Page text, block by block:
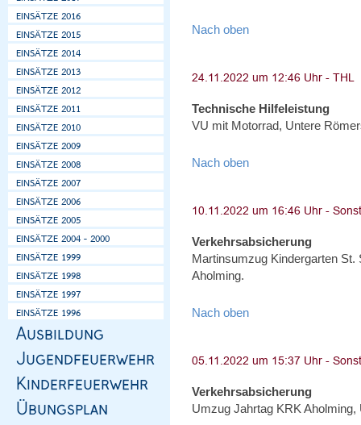
Nach oben
Technische Hilfeleistung
VU mit Motorrad, Untere
Nach oben
Verkehrsabsicherung
Martinsumzug Kindergarten
Aholming.
Nach oben
Verkehrsabsicherung
Umzug Jahrtag KRK